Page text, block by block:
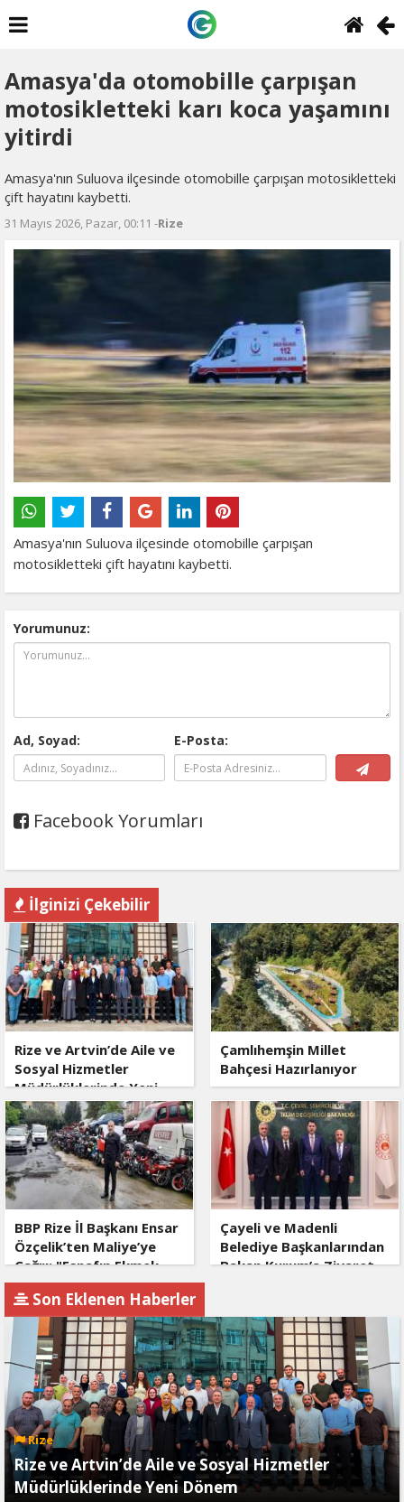
Amasya'da otomobille çarpışan
motosikletteki karı koca yaşamını
yitirdi
Amasya'nın Suluova ilçesinde otomobille çarpışan motosikletteki
çift hayatını kaybetti.
31 Mayıs 2026, Pazar, 00:11 -Rize
Amasya'nın Suluova ilçesinde otomobille çarpışan
motosikletteki çift hayatını kaybetti.
Yorumunuz:
Ad, Soyad: E-Posta:
Facebook Yorumları
İlginizi Çekebilir
Rize ve Artvin’de Aile ve
Sosyal Hizmetler
Müdürlüklerinde Yeni
Dönem
Çamlıhemşin Millet
Bahçesi Hazırlanıyor
BBP Rize İl Başkanı Ensar
Özçelik’ten Maliye’ye
Çağrı: "Esnafın Ekmek
Teknesine Haciz Borcu
Ödetmez, Üretimi
Durdurur!"
Çayeli ve Madenli
Belediye Başkanlarından
Bakan Kurum’a Ziyaret
Son Eklenen Haberler
Rize
Rize ve Artvin’de Aile ve Sosyal Hizmetler
Müdürlüklerinde Yeni Dönem